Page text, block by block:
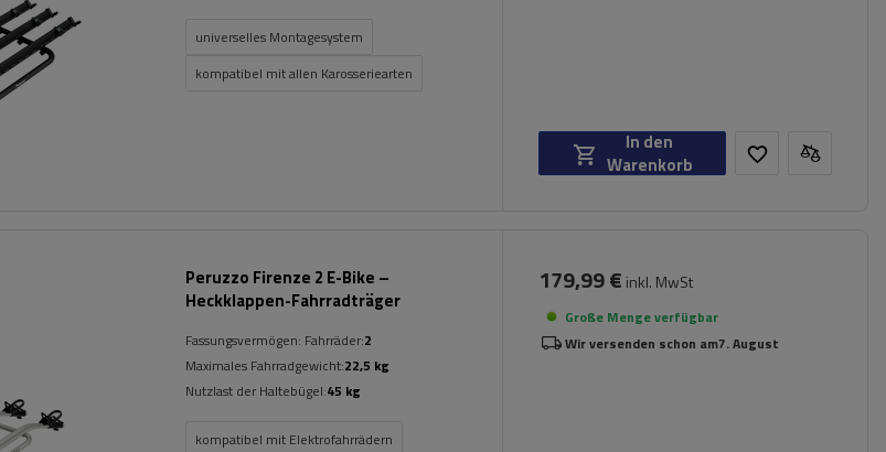
universelles Montagesystem
kompatibel mit allen Karosseriearten
In den
Warenkorb
Peruzzo Firenze 2 E-Bike –
Heckklappen-Fahrradträger
Fassungsvermögen: Fahrräder:2
Maximales Fahrradgewicht:22,5 kg
Nutzlast der Haltebügel:45 kg
kompatibel mit Elektrofahrrädern
179,99 € inkl. MwSt
Große Menge verfügbar
Wir versenden schon am7. August